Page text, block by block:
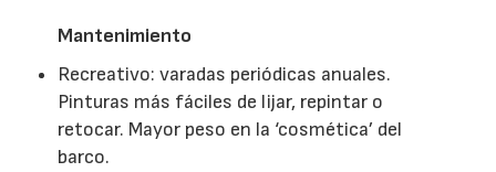
Mantenimiento
Recreativo: varadas periódicas anuales.
Pinturas más fáciles de lijar, repintar o
retocar. Mayor peso en la ‘cosmética’ del
barco.